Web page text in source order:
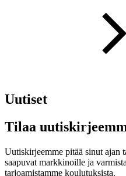
Uutiset
Tilaa
Uutiskirjeemme pitää sinut ajan
saapuvat markkinoille ja
tarjoamistamme koulutuksista.